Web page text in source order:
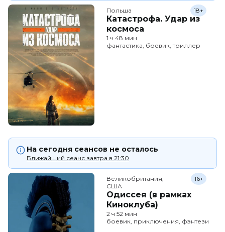
Польша
Катастрофа. Удар из
космоса
18+
1 ч 48 мин
фантастика, боевик, триллер
На сегодня сеансов не осталось
Ближайший сеанс завтра в 21:30
Великобритания,
США
Одиссея (в рамках
Киноклуба)
16+
2 ч 52 мин
боевик, приключения, фэнтези